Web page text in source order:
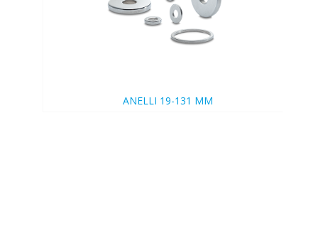
ANELLI 19-131 MM